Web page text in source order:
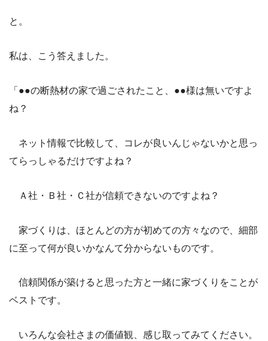
と。
私は、こう答えました。
「●●の断熱材の家で過ごされたこと、●●様は無いですよ
ね？
ネット情報で比較して、コレが良いんじゃないかと思っ
てらっしゃるだけですよね？
Ａ社・Ｂ社・Ｃ社が信頼できないのですよね？
家づくりは、ほとんどの方が初めての方々なので、細部
に至って何が良いかなんて分からないものです。
信頼関係が築けると思った方と一緒に家づくりをことが
ベストです。
いろんな会社さまの価値観、感じ取ってみてください。